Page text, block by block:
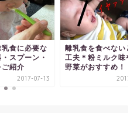
食に必要な
スプーン・
紹介
2017-07-13
離乳食を食べないと
工夫＊粉ミルク味や
野菜がおすすめ！
2017-